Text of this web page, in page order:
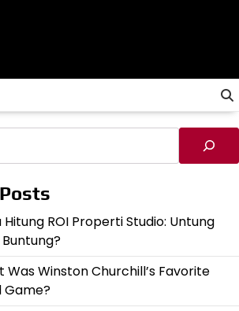
Hitung ROI Properti Studio: Untung
Was Winston Churchill’s Favorite
Game?